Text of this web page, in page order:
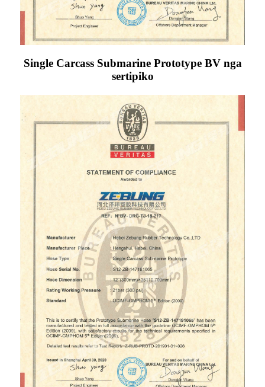
Single Carcass Submarine Prototype BV nga
sertipiko